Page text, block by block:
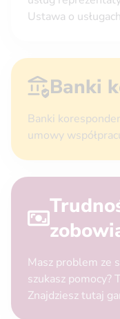
Ustawa o
Banki
Banki
umowy
Masz problem ze
szukasz pomocy?
Znajdziesz tutaj